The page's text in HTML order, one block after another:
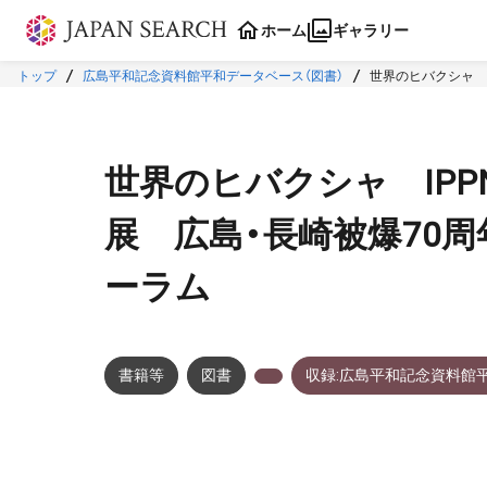
本文に飛ぶ
ホーム ギャラリー
トップ 広島平和記念資料館平和データベース（図書） 世界のヒバクシャ
世界のヒバクシャ
展 広島・長崎被爆70
ーラム
書籍等 図書 収録:広島平和記念資料館